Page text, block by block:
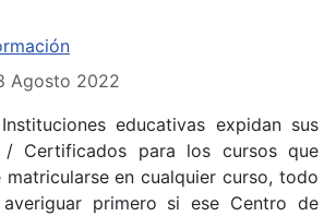
Agosto 2022
educativas expidan sus
/ Certificados para los cursos que
en cualquier curso, todo
primero si ese Centro de